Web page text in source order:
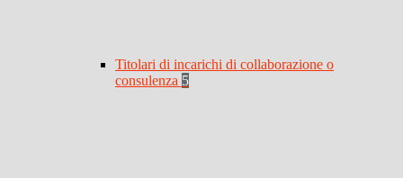
Titolari di incarichi di collaborazione o
consulenza 5